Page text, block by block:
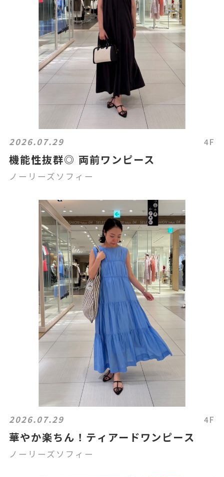
2026.07.29 4F
機能性抜群◎ 両前ワンピース
ノーリーズソフィー
2026.07.29 4F
華やか楽ちん！ティアードワンピース
ノーリーズソフィー